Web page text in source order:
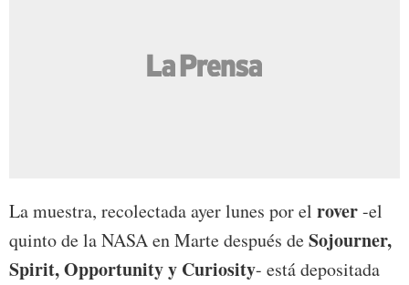
La muestra, recolectada ayer lunes por el rover-el
quinto de la NASA en Marte después deSojourner,
Spirit, Opportunity y Curiosity- está depositada